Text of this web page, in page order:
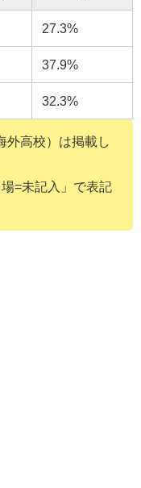
27.3%
37.9%
32.3%
高校）は掲載し
=未記入」で表記